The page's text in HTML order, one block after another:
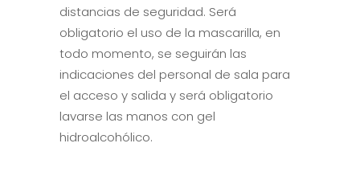
distancias de seguridad. Será
obligatorio el uso de la mascarilla, en
todo momento, se seguirán las
indicaciones del personal de sala para
el acceso y salida y será obligatorio
lavarse las manos con gel
hidroalcohólico.